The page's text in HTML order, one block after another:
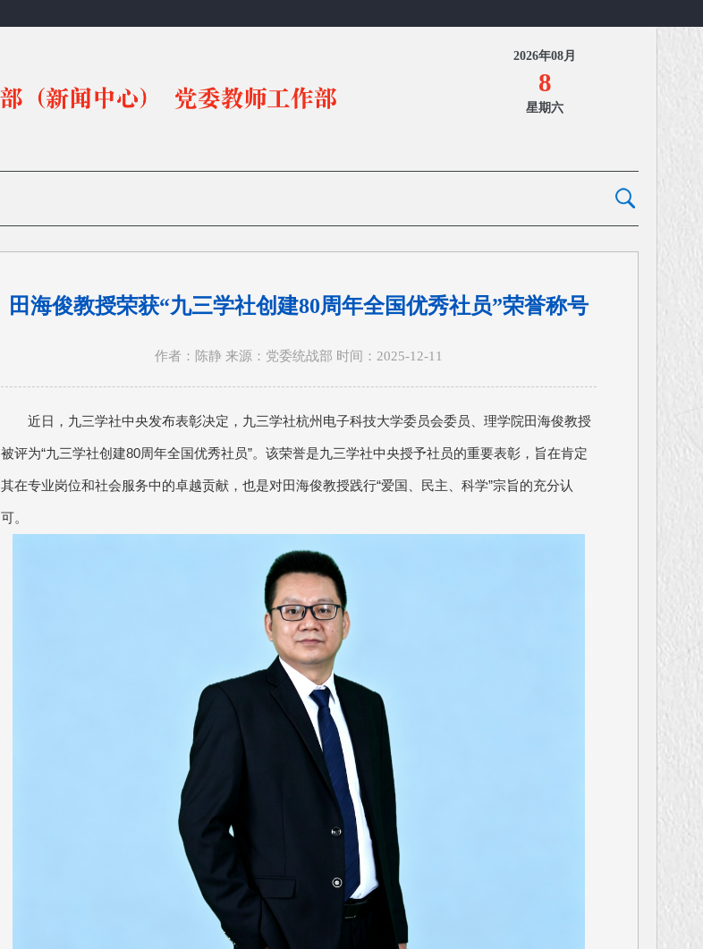
2026年08月
8
星期六
田海俊教授荣获“九三学社创建80周年全国优秀社员”荣誉称号
作者：陈静 来源：党委统战部 时间：2025-12-11
近日，九三学社中央发布表彰决定，九三学社杭州电子科技大学委员会委员、理学院田海俊教授
被评为“九三学社创建80周年全国优秀社员”。该荣誉是九三学社中央授予社员的重要表彰，旨在肯定
其在专业岗位和社会服务中的卓越贡献，也是对田海俊教授践行“爱国、民主、科学”宗旨的充分认
可。